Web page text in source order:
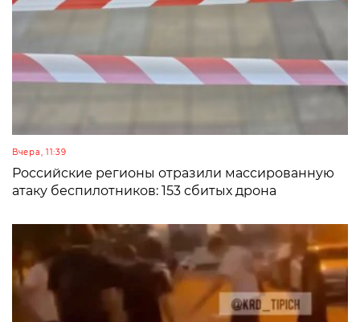
Вчера, 11:39
Российские регионы отразили массированную
атаку беспилотников: 153 сбитых дрона